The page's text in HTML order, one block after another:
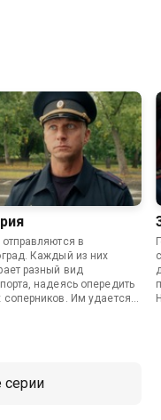
отправляются в
Каждый из них
разный вид
надеясь опередить
соперников. Им удается
серии